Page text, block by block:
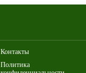
Контакты
Политика